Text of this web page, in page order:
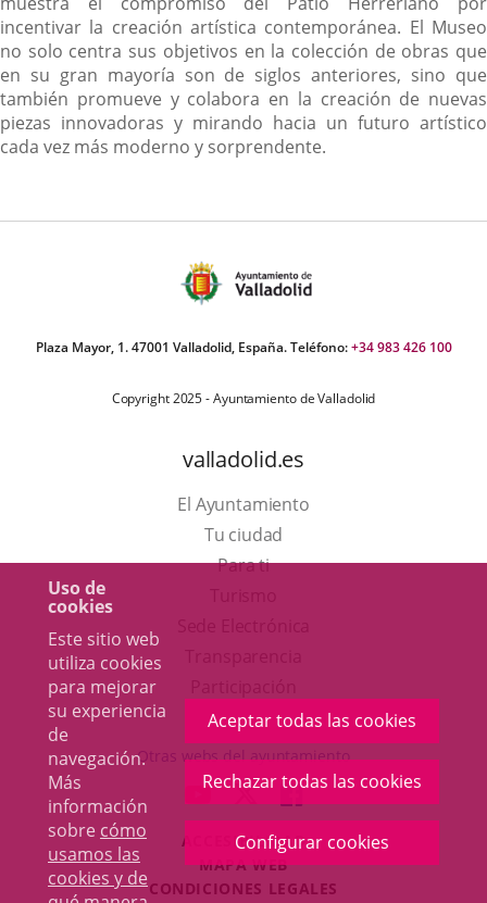
Uso de
cookies
Este sitio web
utiliza cookies
para mejorar
su experiencia
de
navegación.
Más
información
sobre cómo
usamos las
cookies y de
Aceptar todas las cookies
Rechazar todas las cookies
Configurar cookies
incentivar la creación artística contemporánea. El Museo
no solo centra sus objetivos en la colección de obras que
en su gran mayoría son de siglos anteriores, sino que
también promueve y colabora en la creación de nuevas
piezas innovadoras y mirando hacia un futuro artístico
cada vez más moderno y sorprendente.
Plaza Mayor, 1. 47001 Valladolid, España. Teléfono:+34 983 426 100
Copyright 2025 - Ayuntamiento de Valladolid
valladolid.es
El Ayuntamiento
Tu ciudad
Para ti
en
una
ventana
nueva.
aplicación
externa.
Otras webs del ayuntamiento
ENLACE
A
UNA
APLICACIÓN
ENLACE
A
UNA
APLICACIÓN
ENLACE
A
UNA
ACCESIBILIDAD
MAPA WEB
CONDICIONES LEGALES